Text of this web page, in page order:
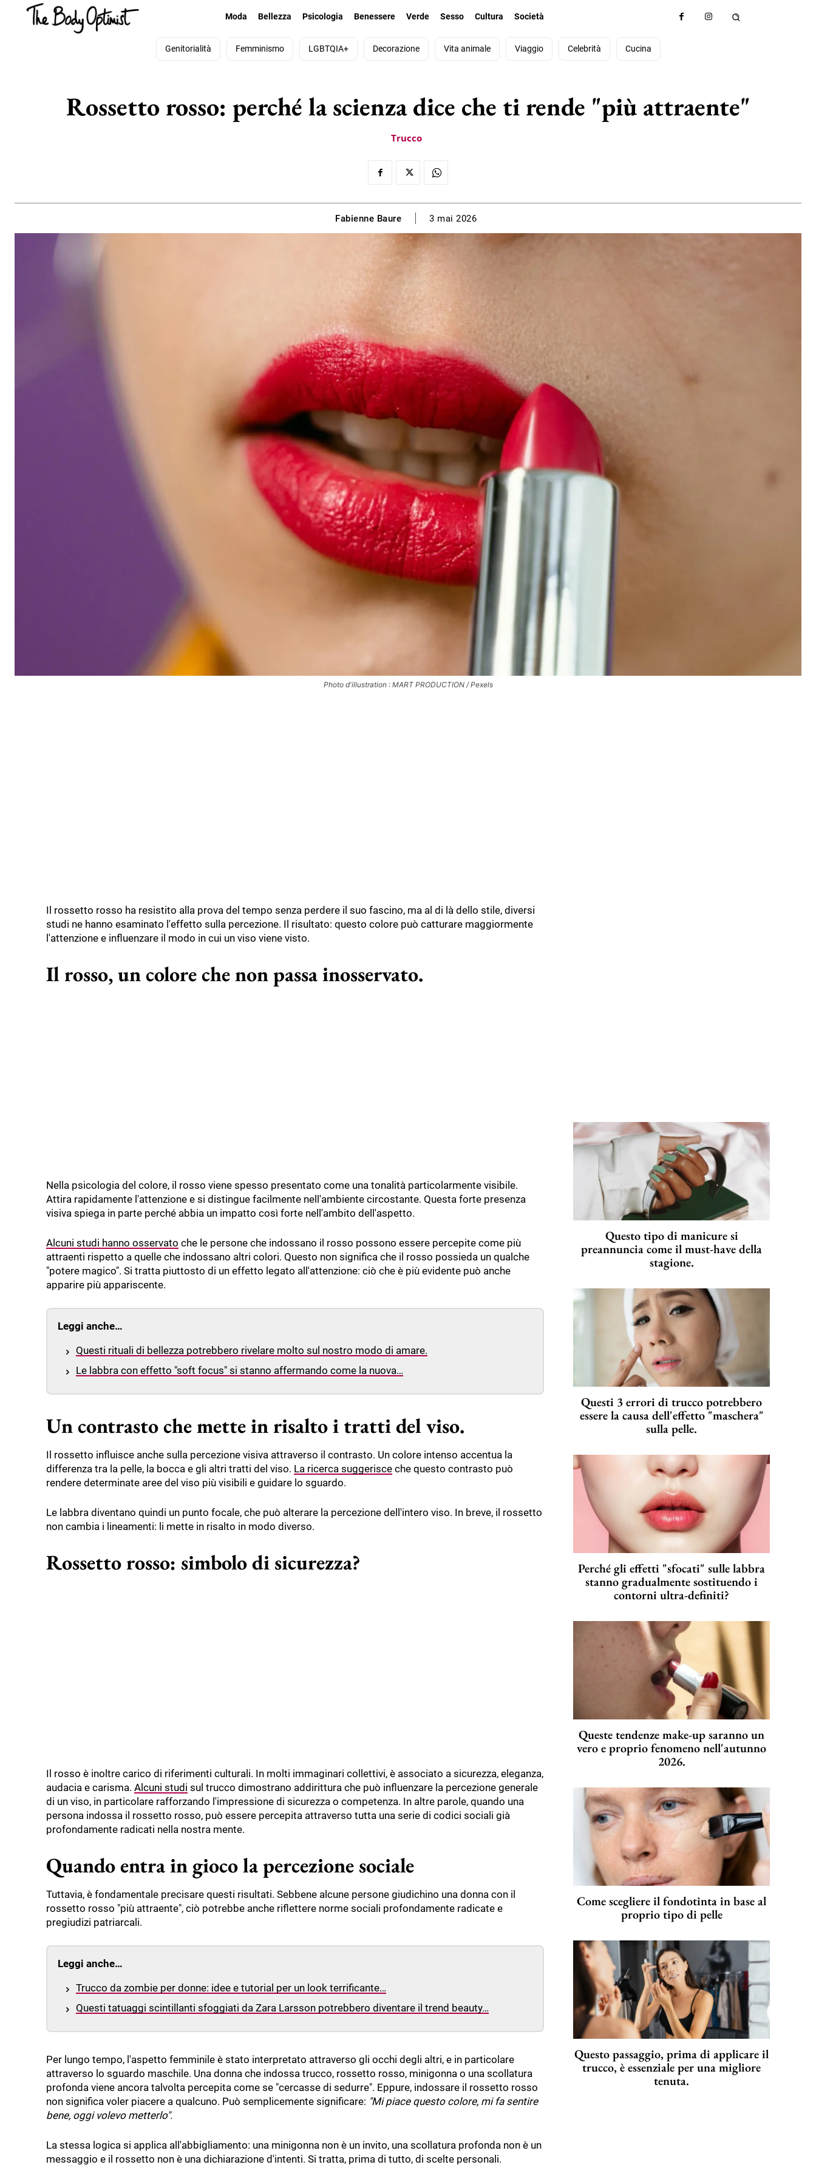
Moda Bellezza Psicologia Benessere Verde Sesso Cultura Società
Genitorialità Femminismo LGBTQIA+ Decorazione Vita animale Viaggio Celebrità Cucina
Rossetto rosso: perché la scienza dice che ti rende "più attraente"
Trucco
Fabienne Baure 3 mai 2026
Photo d'illustration : MART PRODUCTION / Pexels
Il rossetto rosso ha resistito alla prova del tempo senza perdere il suo fascino, ma al di là dello stile, diversi
studi ne hanno esaminato l'effetto sulla percezione. Il risultato: questo colore può catturare maggiormente
l'attenzione e influenzare il modo in cui un viso viene visto.
Il rosso, un colore che non passa inosservato.
Nella psicologia del colore, il rosso viene spesso presentato come una tonalità particolarmente visibile.
Attira rapidamente l'attenzione e si distingue facilmente nell'ambiente circostante. Questa forte presenza
visiva spiega in parte perché abbia un impatto così forte nell'ambito dell'aspetto.
Alcuni studi hanno osservato che le persone che indossano il rosso possono essere percepite come più
attraenti rispetto a quelle che indossano altri colori. Questo non significa che il rosso possieda un qualche
"potere magico". Si tratta piuttosto di un effetto legato all'attenzione: ciò che è più evidente può anche
apparire più appariscente.
Leggi anche…
Questi rituali di bellezza potrebbero rivelare molto sul nostro modo di amare.
Le labbra con effetto "soft focus" si stanno affermando come la nuova…
Un contrasto che mette in risalto i tratti del viso.
Il rossetto influisce anche sulla percezione visiva attraverso il contrasto. Un colore intenso accentua la
differenza tra la pelle, la bocca e gli altri tratti del viso. La ricerca suggerisce che questo contrasto può
rendere determinate aree del viso più visibili e guidare lo sguardo.
Le labbra diventano quindi un punto focale, che può alterare la percezione dell'intero viso. In breve, il rossetto
non cambia i lineamenti: li mette in risalto in modo diverso.
Rossetto rosso: simbolo di sicurezza?
Il rosso è inoltre carico di riferimenti culturali. In molti immaginari collettivi, è associato a sicurezza, eleganza,
audacia e carisma. Alcuni studi sul trucco dimostrano addirittura che può influenzare la percezione generale
di un viso, in particolare rafforzando l'impressione di sicurezza o competenza. In altre parole, quando una
persona indossa il rossetto rosso, può essere percepita attraverso tutta una serie di codici sociali già
profondamente radicati nella nostra mente.
Quando entra in gioco la percezione sociale
Tuttavia, è fondamentale precisare questi risultati. Sebbene alcune persone giudichino una donna con il
rossetto rosso "più attraente", ciò potrebbe anche riflettere norme sociali profondamente radicate e
pregiudizi patriarcali.
Leggi anche…
Trucco da zombie per donne: idee e tutorial per un look terrificante…
Questi tatuaggi scintillanti sfoggiati da Zara Larsson potrebbero diventare il trend beauty…
Per lungo tempo, l'aspetto femminile è stato interpretato attraverso gli occhi degli altri, e in particolare
attraverso lo sguardo maschile. Una donna che indossa trucco, rossetto rosso, minigonna o una scollatura
profonda viene ancora talvolta percepita come se "cercasse di sedurre". Eppure, indossare il rossetto rosso
non significa voler piacere a qualcuno. Può semplicemente significare: "Mi piace questo colore, mi fa sentire
bene, oggi volevo metterlo".
La stessa logica si applica all'abbigliamento: una minigonna non è un invito, una scollatura profonda non è un
messaggio e il rossetto non è una dichiarazione d'intenti. Si tratta, prima di tutto, di scelte personali.
Questo tipo di manicure si
preannuncia come il must-have della
stagione.
Questi 3 errori di trucco potrebbero
essere la causa dell'effetto "maschera"
sulla pelle.
Perché gli effetti "sfocati" sulle labbra
stanno gradualmente sostituendo i
contorni ultra-definiti?
Queste tendenze make-up saranno un
vero e proprio fenomeno nell'autunno
2026.
Come scegliere il fondotinta in base al
proprio tipo di pelle
Questo passaggio, prima di applicare il
trucco, è essenziale per una migliore
tenuta.